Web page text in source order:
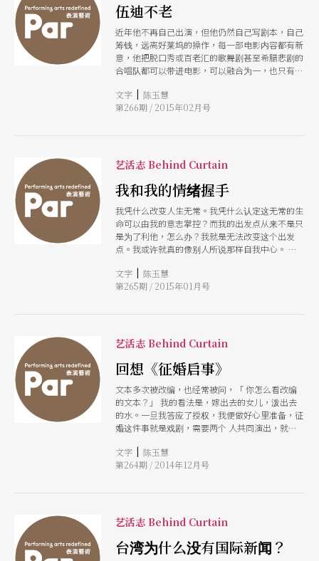
伍迪不老
近年他不再自己出演，但他仍然自己写剧本，自己
筹钱，远离好莱坞的操作，每一部电影内容都有新
意，他把脱口秀或百老汇的歌舞剧甚至希腊悲剧的
合唱队都可以带进电影，可以融合为一，也只有
老。
文字 | 陈玉慧
第266期 / 2015年02月号
艺活志 Behind Curtain
我和我的情绪握手
我凭什么改变人生无常。我凭什么认定这无常的生
命可以由我的意志掌控？而我的出发点从来不是只
是为了利他，怎么办？我就是无法改变这个出发
点。我或许就真的像别人所说那样自我中心。 这
了。原来人最大的痛苦是连自已都不爱。 但现在
我毫无他法了。我得和我的情绪握手，问候他们。
文字 | 陈玉慧
第265期 / 2015年01月号
艺活志 Behind Curtain
回想《征婚启事》
文本多次被改编，也经常被问，「 你怎么看改编
的文本？」 我的看法是，嫁出去的女儿，泼出去
的水。一旦我答应了授权，我便做好心里准备，征
婚这件事就是戏剧，需要两个 人共同演出，就算
一定不会按照我的写法走，因为征婚这个行为本身
便是一场表演，一场实验自己的可能，即兴的成分
文字 | 陈玉慧
第264期 / 2014年12月号
艺活志 Behind Curtain
台湾为什么没有国际新闻？